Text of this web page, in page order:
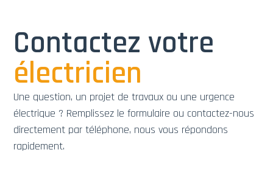
Contactez votre
électricien
Une question, un projet de travaux ou une urgence
électrique ? Remplissez le formulaire ou contactez-nous
directement par téléphone, nous vous répondons
rapidement.